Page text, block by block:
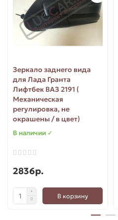
Зеркало заднего вида
для Лада Гранта
Лифтбек ВАЗ 2191 (
Механическая
регулировка, не
окрашены / в цвет)
В наличии ✓
2836р.
В корзину